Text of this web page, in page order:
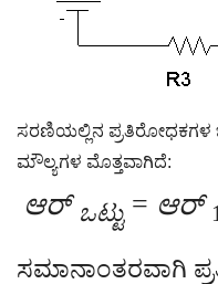
ಸರಣಿಯಲ್ಲಿನ ಪ್ರತಿರೋಧಕಗಳ
ಮೌಲ್ಯಗಳ ಮೊತ್ತವಾಗಿದೆ:
ಆರ್ ಒಟ್ಟು = ಆರ್
ಸಮಾನಾಂತರವಾಗಿ